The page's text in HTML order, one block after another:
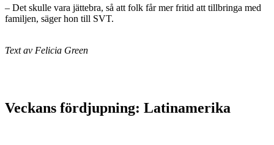
– Det skulle vara jättebra, så att folk får mer fritid att tillbringa med
familjen, säger hon till SVT.
Text av Felicia Green
Veckans fördjupning: Latinamerika